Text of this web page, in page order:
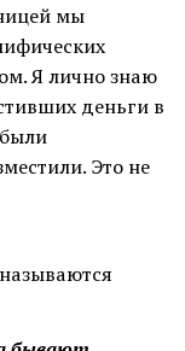
мы
Я лично знаю
деньги в
Это не